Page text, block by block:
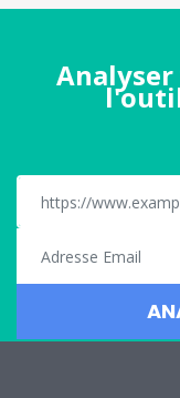
l'outil